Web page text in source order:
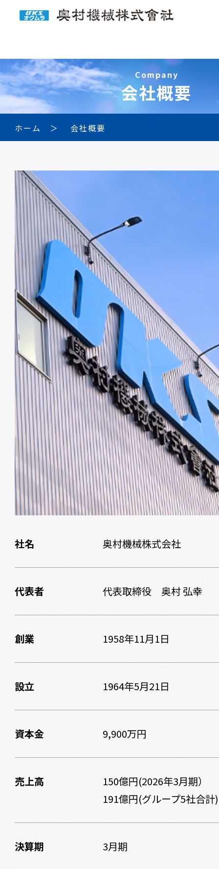
Company
会社概要
ホーム 会社概要
社名 奥村機械株式会社
代表者 代表取締役 奥村 弘幸
創業 1958年11月1日
設立 1964年5月21日
資本金 9,900万円
売上高
150億円(2026年3月期）
191億円(グループ5社合計)
決算期 3月期